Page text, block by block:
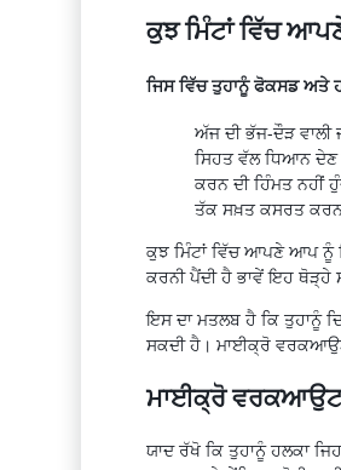
ਕੁਝ ਮਿੰਟਾਂ ਵਿੱਚ
ਜਿਸ ਵਿੱਚ ਤੁਹਾਨੂੰ ਫੋਕਸਡ ਅਤੇ
ਅੱਜ ਦੀ ਭੱਜ-ਦੌੜ ਵਾਲੀ
ਸਿਹਤ ਵੱਲ ਧਿਆਨ ਦੇਣ
ਕਰਨ ਦੀ ਹਿੰਮਤ ਨਹੀਂ
ਤੱਕ ਸਖ਼ਤ ਕਸਰਤ ਕਰਨ
ਕੁਝ ਮਿੰਟਾਂ ਵਿੱਚ ਆਪਣੇ ਆਪ ਨੂੰ
ਕਰਨੀ ਪੈਂਦੀ ਹੈ ਭਾਵੇਂ ਇਹ ਥੋੜ੍ਹੇ
ਇਸ ਦਾ ਮਤਲਬ ਹੈ ਕਿ ਤੁਹਾਨੂੰ
ਸਕਦੀ ਹੈ। ਮਾਈਕ੍ਰੋ
ਮਾਈਕ੍ਰੋਵਰਕਆਉਟ
ਯਾਦ ਰੱਖੋ ਕਿ ਤੁਹਾਨੂੰ ਹਲਕਾ